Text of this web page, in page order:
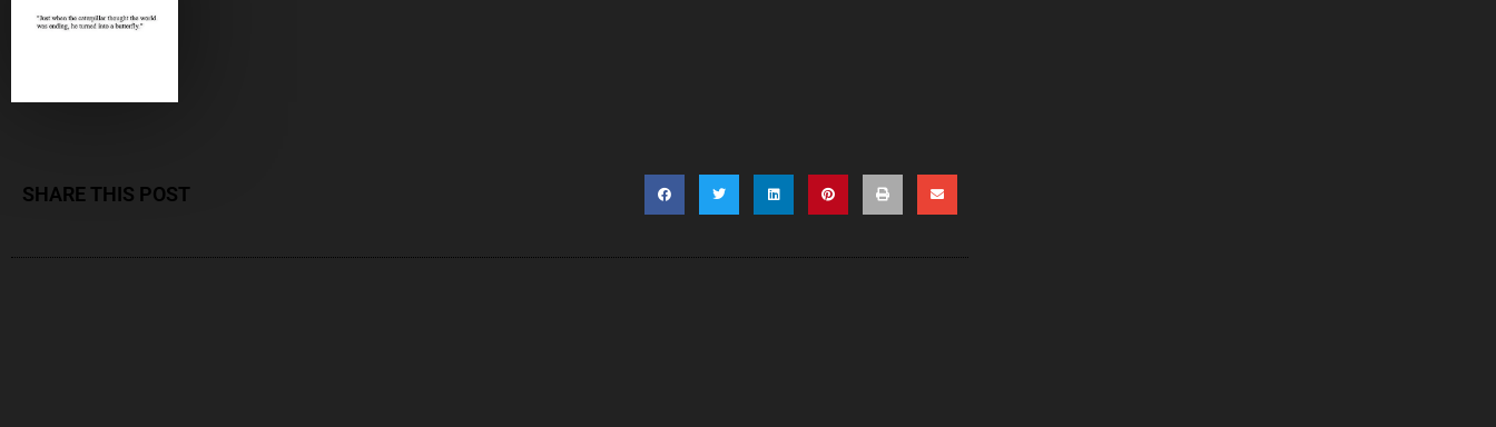
SHARE THIS POST